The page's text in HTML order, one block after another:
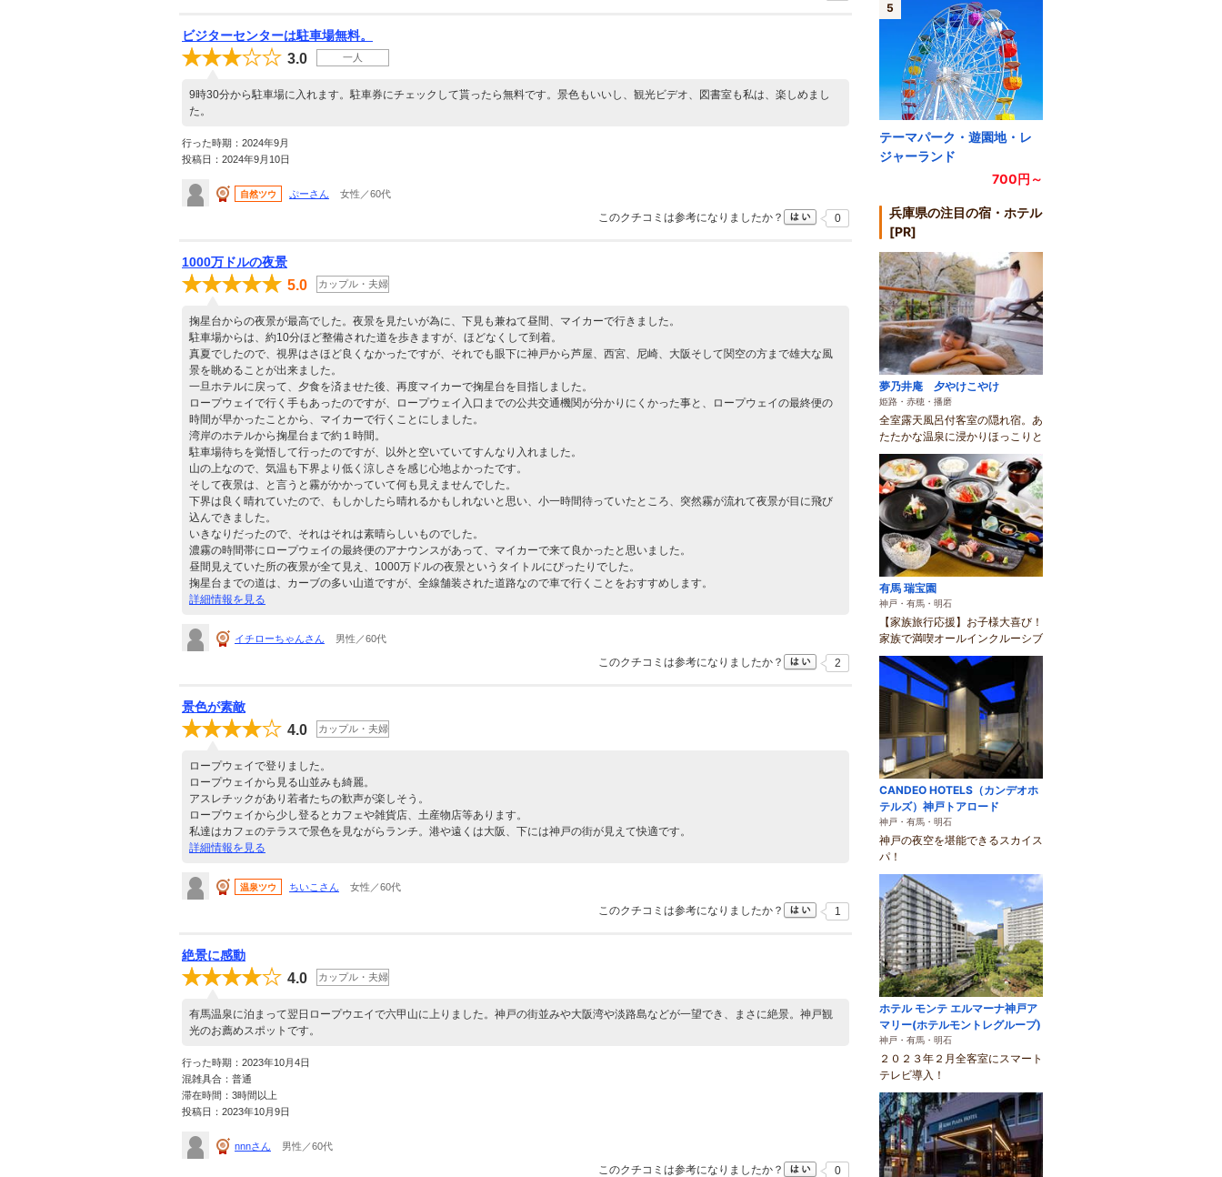
ビジターセンターは駐車場無料。
3.0 一人
9時30分から駐車場に入れます。駐車券にチェックして貰ったら無料です。景色もいいし、観光ビデオ、図書室も私は、楽しめまし
た。
行った時期：2024年9月
投稿日：2024年9月10日
自然ツウ ぷーさん 女性／60代
このクチコミは参考になりましたか？ 0
1000万ドルの夜景
5.0 カップル・夫婦
掬星台からの夜景が最高でした。夜景を見たいが為に、下見も兼ねて昼間、マイカーで行きました。
駐車場からは、約10分ほど整備された道を歩きますが、ほどなくして到着。
真夏でしたので、視界はさほど良くなかったですが、それでも眼下に神戸から芦屋、西宮、尼崎、大阪そして関空の方まで雄大な風
景を眺めることが出来ました。
一旦ホテルに戻って、夕食を済ませた後、再度マイカーで掬星台を目指しました。
ロープウェイで行く手もあったのですが、ロープウェイ入口までの公共交通機関が分かりにくかった事と、ロープウェイの最終便の
時間が早かったことから、マイカーで行くことにしました。
湾岸のホテルから掬星台まで約１時間。
駐車場待ちを覚悟して行ったのですが、以外と空いていてすんなり入れました。
山の上なので、気温も下界より低く涼しさを感じ心地よかったです。
そして夜景は、と言うと霧がかかっていて何も見えませんでした。
下界は良く晴れていたので、もしかしたら晴れるかもしれないと思い、小一時間待っていたところ、突然霧が流れて夜景が目に飛び
込んできました。
いきなりだったので、それはそれは素晴らしいものでした。
濃霧の時間帯にロープウェイの最終便のアナウンスがあって、マイカーで来て良かったと思いました。
昼間見えていた所の夜景が全て見え、1000万ドルの夜景というタイトルにぴったりでした。
掬星台までの道は、カーブの多い山道ですが、全線舗装された道路なので車で行くことをおすすめします。
詳細情報を見る
イチローちゃんさん 男性／60代
このクチコミは参考になりましたか？ 2
景色が素敵
4.0 カップル・夫婦
ロープウェイで登りました。
ロープウェイから見る山並みも綺麗。
アスレチックがあり若者たちの歓声が楽しそう。
ロープウェイから少し登るとカフェや雑貨店、土産物店等あります。
私達はカフェのテラスで景色を見ながらランチ。港や遠くは大阪、下には神戸の街が見えて快適です。
詳細情報を見る
温泉ツウ ちいこさん 女性／60代
このクチコミは参考になりましたか？ 1
絶景に感動
4.0 カップル・夫婦
有馬温泉に泊まって翌日ロープウエイで六甲山に上りました。神戸の街並みや大阪湾や淡路島などが一望でき、まさに絶景。神戸観
光のお薦めスポットです。
行った時期：2023年10月4日
混雑具合：普通
滞在時間：3時間以上
投稿日：2023年10月9日
nnnさん 男性／60代
このクチコミは参考になりましたか？ 0
5
テーマパーク・遊園地・レ
ジャーランド
700円～
兵庫県の注目の宿・ホテル
[PR]
夢乃井庵 夕やけこやけ
姫路・赤穂・播磨
全室露天風呂付客室の隠れ宿。あ
たたかな温泉に浸かりほっこりと
有馬 瑞宝園
神戸・有馬・明石
【家族旅行応援】お子様大喜び！
家族で満喫オールインクルーシブ
CANDEO HOTELS（カンデオホ
テルズ）神戸トアロード
神戸・有馬・明石
神戸の夜空を堪能できるスカイス
パ！
ホテル モンテ エルマーナ神戸ア
マリー(ホテルモントレグループ)
神戸・有馬・明石
２０２３年２月全客室にスマート
テレビ導入！